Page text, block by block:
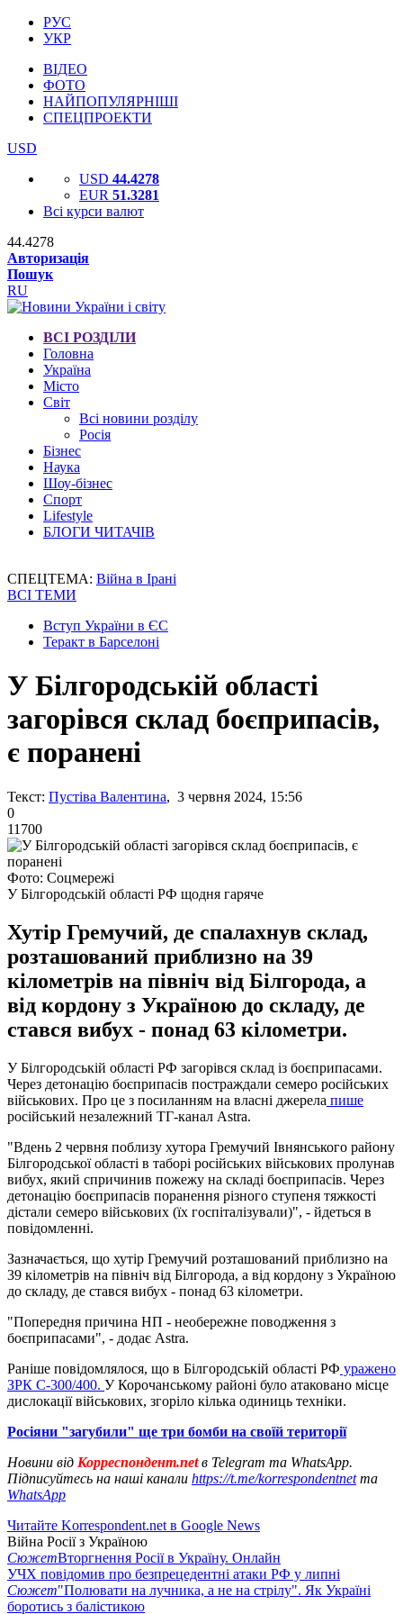
РУС
УКР
ВІДЕО
ФОТО
НАЙПОПУЛЯРНІШІ
СПЕЦПРОЕКТИ
USD
USD 44.4278
EUR 51.3281
Всі курси валют
44.4278
Авторизація
Пошук
RU
ВСІ РОЗДІЛИ
Головна
Україна
Місто
Світ
Всі новини розділу
Росія
Бізнес
Наука
Шоу-бізнес
Спорт
Lifestyle
БЛОГИ ЧИТАЧІВ
СПЕЦТЕМА: Війна в Ірані
ВСІ ТЕМИ
Вступ України в ЄС
Теракт в Барселоні
У Білгородській області
загорівся склад боєприпасів,
є поранені
Текст: Пустіва Валентина, 3 червня 2024, 15:56
0
11700
Фото: Соцмережі
У Білгородській області РФ щодня гаряче
Хутір Гремучий, де спалахнув склад,
розташований приблизно на 39
кілометрів на північ від Білгорода, а
від кордону з Україною до складу, де
стався вибух - понад 63 кілометри.
У Білгородській області РФ загорівся склад із боєприпасами.
Через детонацію боєприпасів постраждали семеро російських
військових. Про це з посиланням на власні джерела пише
російський незалежний ТГ-канал Astra.
"Вдень 2 червня поблизу хутора Гремучий Івнянського району
Білгородської області в таборі російських військових пролунав
вибух, який спричинив пожежу на складі боєприпасів. Через
детонацію боєприпасів поранення різного ступеня тяжкості
дістали семеро військових (їх госпіталізували)", - йдеться в
повідомленні.
Зазначається, що хутір Гремучий розташований приблизно на
39 кілометрів на північ від Білгорода, а від кордону з Україною
до складу, де стався вибух - понад 63 кілометри.
"Попередня причина НП - необережне поводження з
боєприпасами", - додає Astra.
Раніше повідомлялося, що в Білгородській області РФ уражено
ЗРК С-300/400. У Корочанському районі було атаковано місце
дислокації військових, згоріло кілька одиниць техніки.
Росіяни "загубили" ще три бомби на своїй території
Новини від Корреспондент.netв Telegram та WhatsApp.
Підписуйтесь на наші канали https://t.me/korrespondentnetта
WhatsApp
Читайте Korrespondent.net в Google News
Війна Росії з Україною
СюжетВторгнення Росії в Україну. Онлайн
УЧХ повідомив про безпрецедентні атаки РФ у липні
Сюжет"Полювати на лучника, а не на стрілу". Як Україні
боротись з балістикою